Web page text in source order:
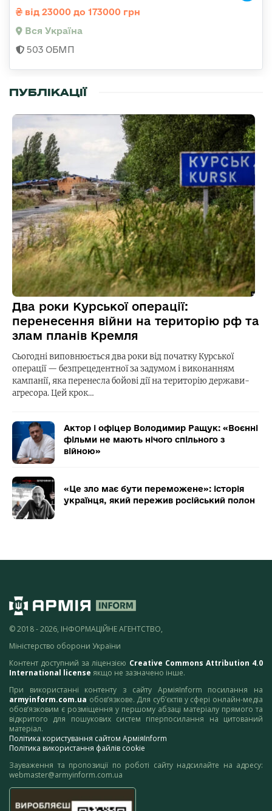
від 23000 до 173000 грн
Вся Україна
503 ОБМП
ПУБЛІКАЦІЇ
Два роки Курської операції:
перенесення війни на територію рф та
злам планів Кремля
Сьогодні виповнюється два роки від початку Курської
операції — безпрецедентної за задумом і виконанням
кампанії, яка перенесла бойові дії на територію держави-
агресора. Цей крок…
Актор і офіцер Володимир Ращук: «Воєнні
фільми не мають нічого спільного з
війною»
«Це зло має бути переможене»: історія
українця, який пережив російський полон
© 2018 - 2026, ІНФОРМАЦІЙНЕ АГЕНТСТВО,
Міністерство оборони України
Контент доступний за ліцензією Creative Commons Attribution 4.0
International license якщо не зазначено інше.
При використанні контенту з сайту АрміяInform посилання на
armyinform.com.ua обов’язкове. Для суб’єктів у сфері онлайн-медіа
обов’язковим є розміщення у першому абзаці матеріалу прямого та
відкритого для пошукових систем гіперпосилання на цитований
матеріал.
Політика користування сайтом АрміяInform
Політика використання файлів cookie
Зауваження та пропозиції по роботі сайту надсилайте на адресу:
webmaster@armyinform.com.ua